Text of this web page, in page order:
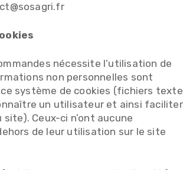
nécessite l’utilisation de
non personnelles sont
système de cookies (fichiers texte
un utilisateur et ainsi faciliter
Ceux-ci n’ont aucune
de leur utilisation sur le site